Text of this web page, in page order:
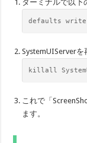
ターミナルで以下
defaults​ write
SystemUIServerを
kill​all
これで「
ます。